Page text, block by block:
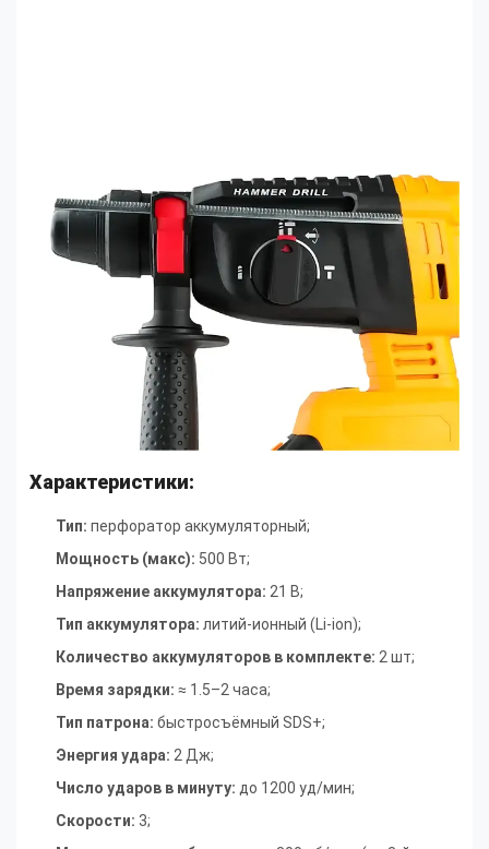
Характеристики:
Тип: перфоратор аккумуляторный;
Мощность (макс): 500 Вт;
Напряжение аккумулятора: 21 В;
Тип аккумулятора: литий-ионный (Li-ion);
Количество аккумуляторов в комплекте: 2 шт;
Время зарядки: ≈ 1.5–2 часа;
Тип патрона: быстросъёмный SDS+;
Энергия удара: 2 Дж;
Число ударов в минуту: до 1200 уд/мин;
Скорости: 3;